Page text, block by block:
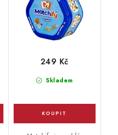
Skladem
249 Kč